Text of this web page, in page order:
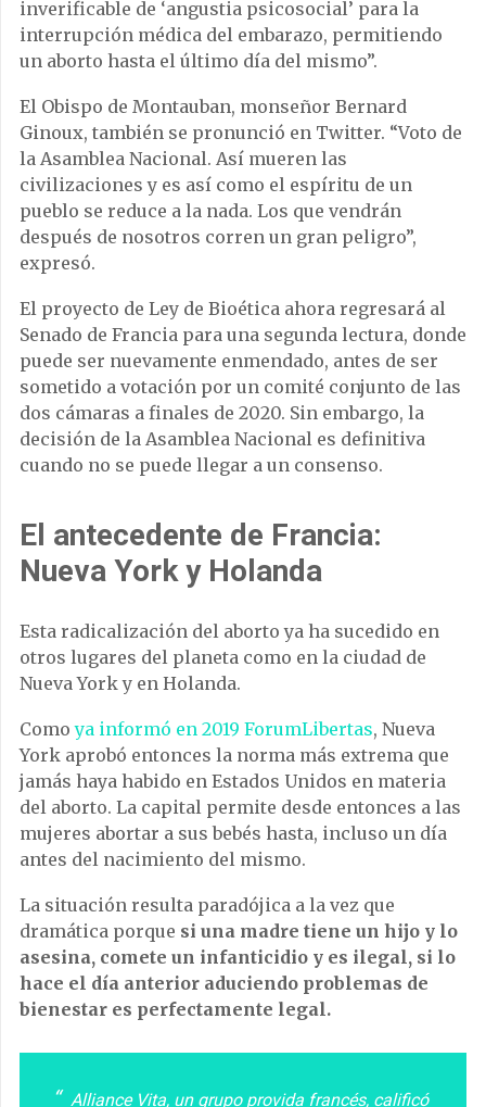
inverificable de ‘angustia psicosocial’ para la
interrupción médica del embarazo, permitiendo
un aborto hasta el último día del mismo”.
El Obispo de Montauban, monseñor Bernard
Ginoux, también se pronunció en Twitter. “Voto de
la Asamblea Nacional. Así mueren las
civilizaciones y es así como el espíritu de un
pueblo se reduce a la nada. Los que vendrán
después de nosotros corren un gran peligro”,
expresó.
El proyecto de Ley de Bioética ahora regresará al
Senado de Francia para una segunda lectura, donde
puede ser nuevamente enmendado, antes de ser
sometido a votación por un comité conjunto de las
dos cámaras a finales de 2020. Sin embargo, la
decisión de la Asamblea Nacional es definitiva
cuando no se puede llegar a un consenso.
El antecedente de Francia:
Nueva York y Holanda
Esta radicalización del aborto ya ha sucedido en
otros lugares del planeta como en la ciudad de
Nueva York y en Holanda.
Comoya informó en 2019 ForumLibertas, Nueva
York aprobó entonces la norma más extrema que
jamás haya habido en Estados Unidos en materia
del aborto. La capital permite desde entonces a las
mujeres abortar a sus bebés hasta, incluso un día
antes del nacimiento del mismo.
La situación resulta paradójica a la vez que
dramática porque si una madre tiene un hijo y lo
asesina, comete un infanticidio y es ilegal, si lo
hace el día anterior aduciendo problemas de
bienestar es perfectamente legal.
Alliance Vita, un grupo provida francés, calificó